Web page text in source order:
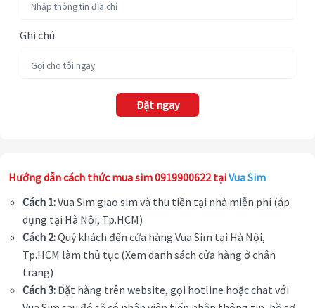
Ghi chú
Đặt ngay
Hướng dẫn cách thức mua sim 0919900622 tạiVua Sim
Cách 1:Vua Sim giao sim và thu tiền tại nhà miễn phí (áp
dụng tại Hà Nội, Tp.HCM)
Cách 2:Quý khách đến cửa hàng Vua Sim tại Hà Nội,
Tp.HCM làm thủ tục (Xem danh sách cửa hàng ở chân
trang)
Cách 3:Đặt hàng trên website, gọi hotline hoặc chat với